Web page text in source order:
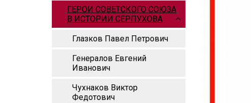
ГЕРОИ СОВЕТСКОГО СОЮЗА
В ИСТОРИИ СЕРПУХОВА
Глазков Павел Петрович
Генералов Евгений
Иванович
Чухнаков Виктор
Федотович